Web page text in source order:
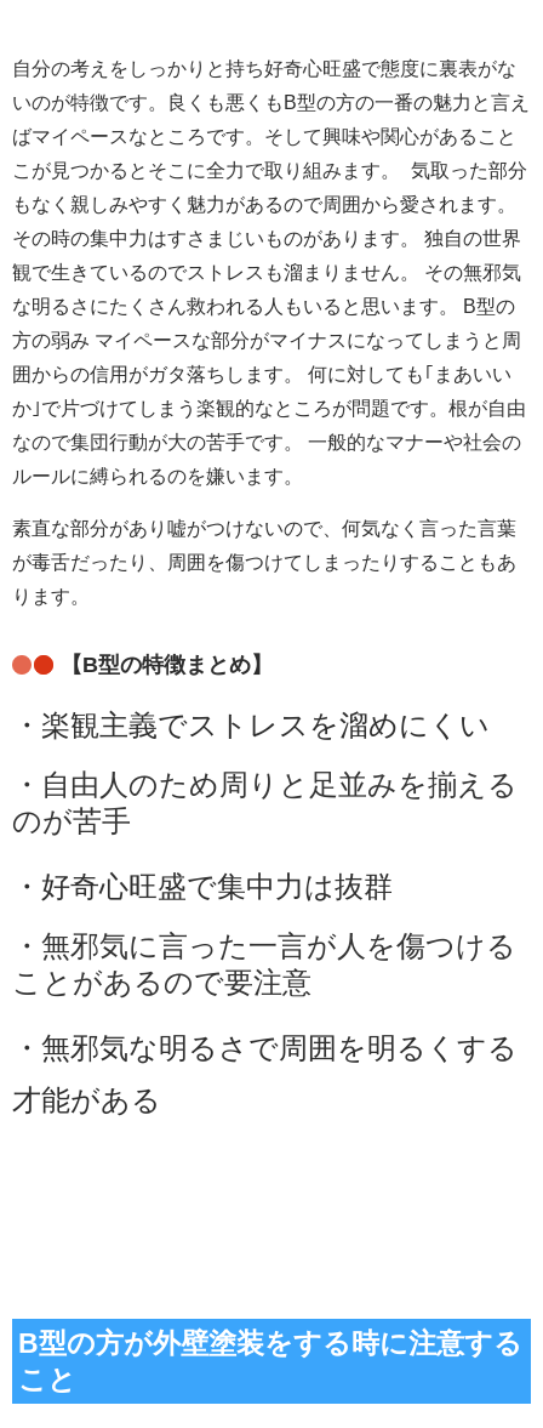
自分の考えをしっかりと持ち好奇心旺盛で態度に裏表がな
いのが特徴です。
良くも悪くもB型の方の一番の魅力と言え
ばマイペースなところです。 そして興味や関心があること
こが見つかるとそこに全力で取り組みます。
気取った部分
もなく親しみやすく魅力があるので周囲から愛されます。
その時の集中力はすさまじいものがあります。 独自の世界
観で生きているのでストレスも溜まりません。 その無邪気
な明るさにたくさん救われる人もいると思います。 B型の
方の弱み マイペースな部分がマイナスになってしまうと周
囲からの信用がガタ落ちします。 何に対しても｢まあいい
か｣で片づけてしまう楽観的なところが問題です。 根が自由
なので集団行動が大の苦手です。 一般的なマナーや社会の
ルールに縛られるのを嫌います。
素直な部分があり嘘がつけないので、何気なく言った言葉
が毒舌だったり、周囲を傷つけてしまったりすることもあ
ります。
【B型の特徴まとめ】
・楽観主義でストレスを溜めにくい
・自由人のため周りと足並みを揃える
のが苦手
・好奇心旺盛で集中力は抜群
・無邪気に言った一言が人を傷つける
ことがあるので要注意
・無邪気な明るさで周囲を明るくする
才能がある
B型の方が外壁塗装をする時に注意する
こと